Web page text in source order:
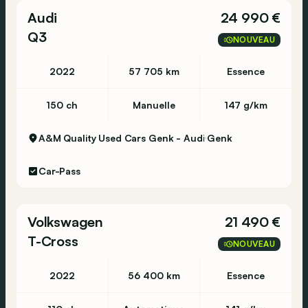
autoverzekering.
partner in mobiliteit.
🇫🇷 Informations en Français:
Informations générales
Numéro d'immatriculation: VEH-31
Couple: 260 Nm
Transmission: 6 vitesses, Commande manuelle
Audi
Q3
24 990 €
NOUVEAU
2022 57 705 km Essence
150 ch Manuelle 147 g/km
A&M Quality Used Cars Genk - Audi Genk
Car-Pass
Volkswagen
T-Cross
21 490 €
NOUVEAU
2022 56 400 km Essence